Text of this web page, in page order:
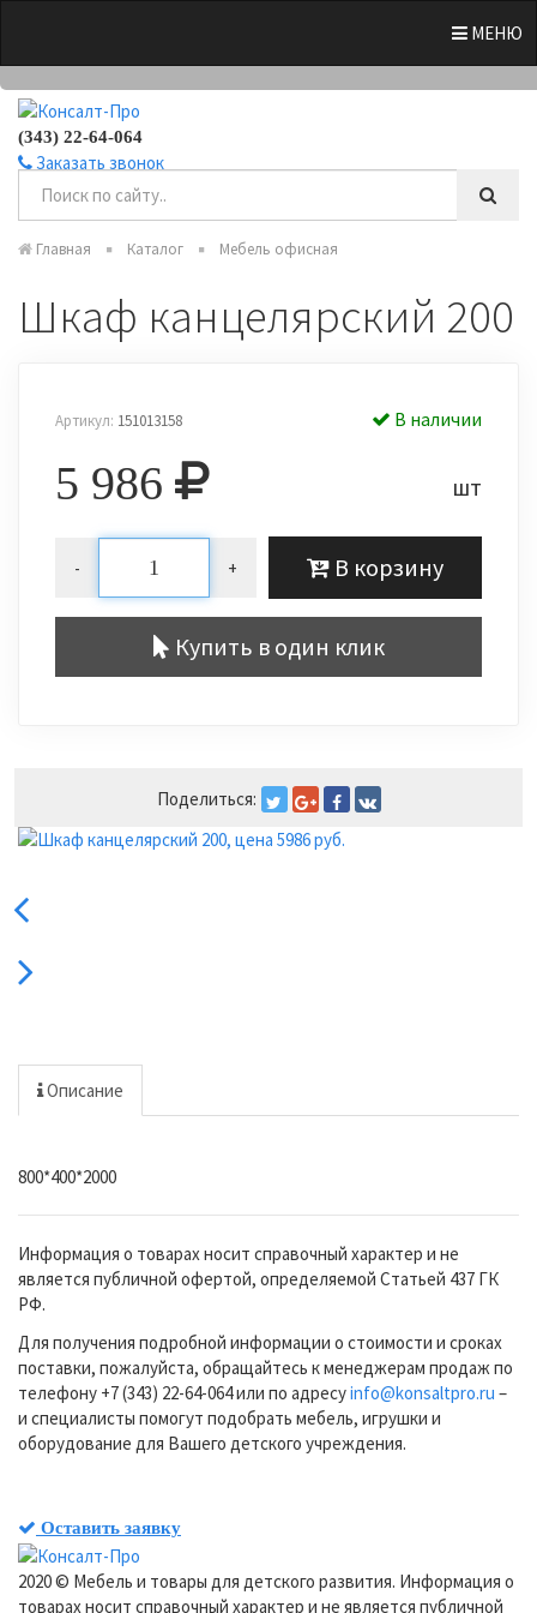
МЕНЮ
(343) 22-64-064
Заказать звонок
Главная Каталог Мебель офисная
Шкаф канцелярский 200
Артикул: 151013158 В наличии
5 986 шт
- + В корзину
Купить в один клик
Поделиться:
Описание
800*400*2000
Информация о товарах носит справочный характер и не
является публичной офертой, определяемой Статьей 437 ГК
РФ.
Для получения подробной информации о стоимости и сроках
поставки, пожалуйста, обращайтесь к менеджерам продаж по
телефону +7 (343) 22-64-064 или по адресуinfo@konsaltpro.ru –
и специалисты помогут подобрать мебель, игрушки и
оборудование для Вашего детского учреждения.
Оставить заявку
2020 © Мебель и товары для детского развития. Информация о
товарах носит справочный характер и не является публичной